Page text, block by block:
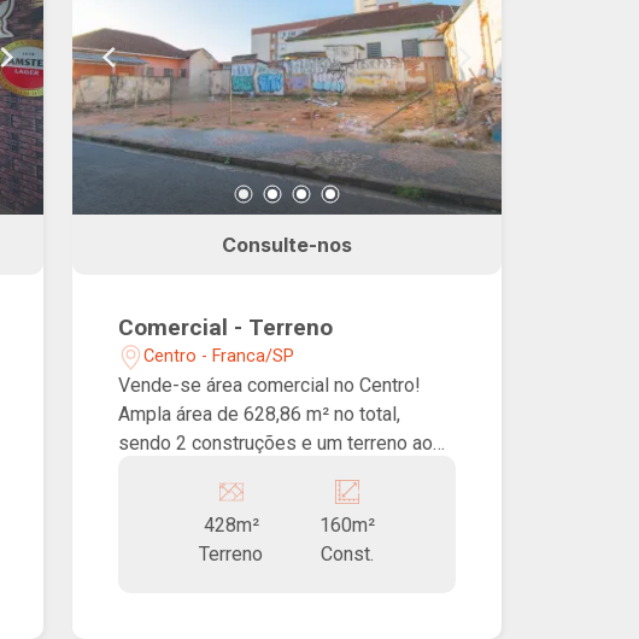
Consulte-nos
Comercial - Terreno
Centro - Franca/SP
Vende-se área comercial no Centro!
Ampla área de 628,86 m² no total,
sendo 2 construções e um terreno ao
investidores em geral. Excelente
localização no Centro de Franca!
428m²
Terreno
160m²
Const.